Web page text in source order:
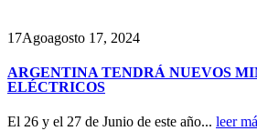
17Agoagosto 17, 2024
ARGENTINA TENDRÁ NUEVOS
ELÉCTRICOS
El 26 y el 27 de Junio de este año... leer